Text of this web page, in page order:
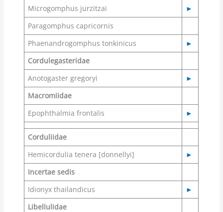
Microgomphus jurzitzai
►
Paragomphus capricornis
Phaenandrogomphus tonkinicus
►
Cordulegasteridae
Anotogaster gregoryi
►
Macromiidae
Epophthalmia frontalis
►
Corduliidae
Hemicordulia tenera [donnellyi]
►
Incertae sedis
Idionyx thailandicus
►
Libellulidae